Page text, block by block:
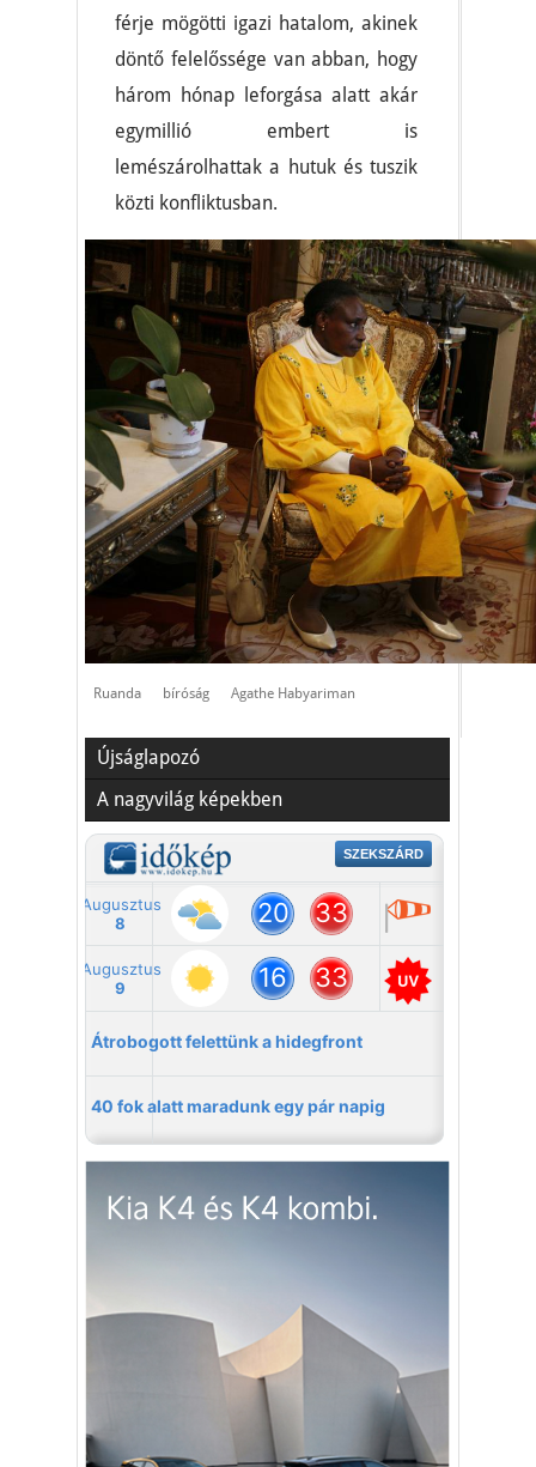
férje mögötti igazi hatalom, akinek
döntő felelőssége van abban, hogy
három hónap leforgása alatt akár
egymillió embert is
lemészárolhattak a hutuk és tuszik
közti konfliktusban.
Ruanda bíróság Agathe Habyariman
Újságlapozó
A nagyvilág képekben